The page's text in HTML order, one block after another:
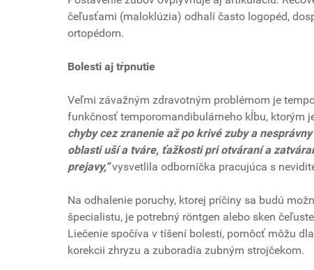
čeľusťami (maloklúzia) odhalí často logopéd,
ortopédom.
Bolesti aj tŕpnutie
Veľmi závažným zdravotným problémom je
funkčnosť temporomandibulárneho kĺbu, ktorým
chyby cez zranenie až po krivé zuby a
oblasti uší a tváre, ťažkosti pri otváraní a
prejavy,“vysvetlila odborníčka pracujúca s
Na odhalenie poruchy, ktorej príčiny sa budú
špecialistu, je potrebný röntgen alebo sken
Liečenie spočíva v tíšení bolesti, pomôcť môžu
korekcii zhryzu a zuboradia zubným strojčekom.